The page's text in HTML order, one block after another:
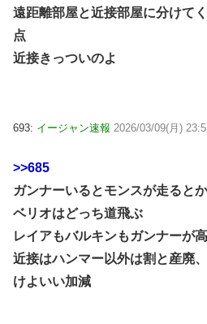
遠距離部屋と近接部屋に分けて
点
近接きっついのよ
693: イージャン速報 2026/03/09(月)
>>685
ガンナーいるとモンスが走ると
ベリオはどっち道飛ぶ
レイアもバルキンもガンナーが
近接はハンマー以外は割と産廃
けよいい加減